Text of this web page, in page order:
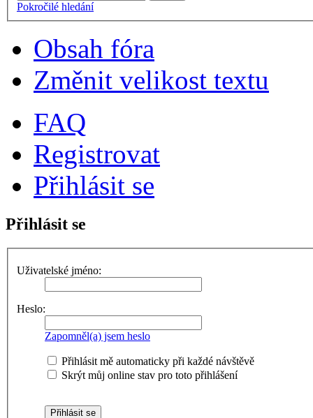
Pokročilé hledání
Obsah fóra
Změnit velikost textu
FAQ
Registrovat
Přihlásit se
Přihlásit se
Uživatelské jméno:
Heslo:
Zapomněl(a) jsem heslo
Přihlásit mě automaticky při každé návštěvě
Skrýt můj online stav pro toto přihlášení